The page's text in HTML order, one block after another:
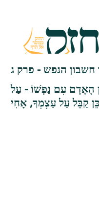
הנפש - פרק ג
הָאָדָם עִם נַפְשׁוֹ - עַל